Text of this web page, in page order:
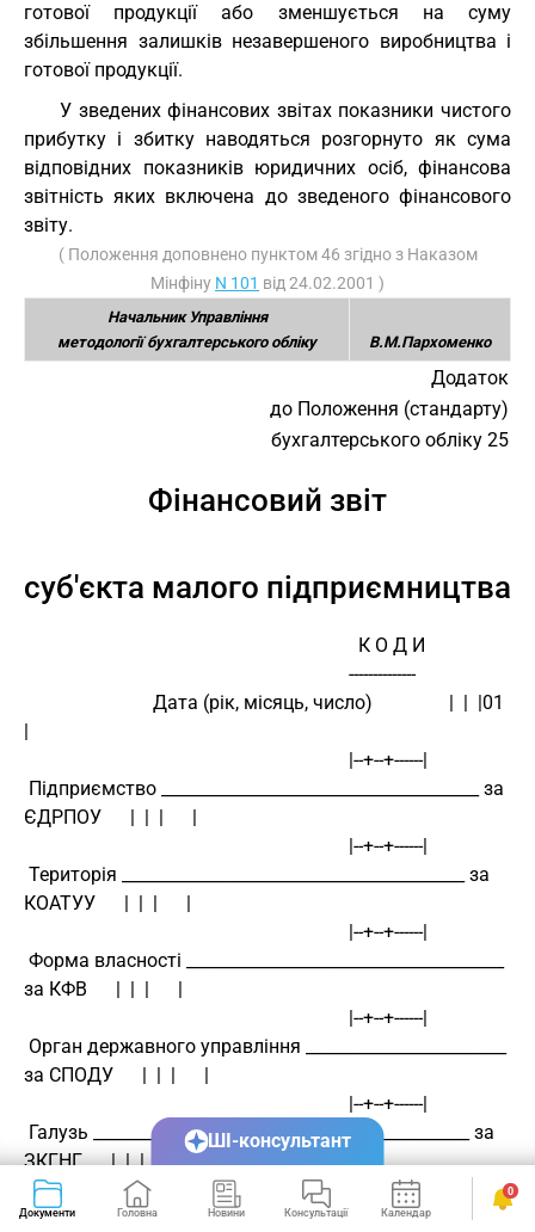
готової продукції або зменшується на суму
збільшення залишків незавершеного виробництва і
готової продукції.
У зведених фінансових звітах показники чистого
прибутку і збитку наводяться розгорнуто як сума
відповідних показників юридичних осіб, фінансова
звітність яких включена до зведеного фінансового
звіту.
( Положення доповнено пунктом 46 згідно з Наказом
Мінфіну N 101 від 24.02.2001 )
Начальник Управління
методології бухгалтерського обліку
В.М.Пархоменко
Додаток
до Положення (стандарту)
бухгалтерського обліку 25
Фінансовий звіт
суб'єкта малого підприємництва
                                                                      К О Д И
                                                                    --------------
|
                                                                    |--+--+------|
ЄДРПОУ      |  |  |      |
                                                                    |--+--+------|
КОАТУУ      |  |  |      |
                                                                    |--+--+------|
за КФВ      |  |  |      |
                                                                    |--+--+------|
за СПОДУ      |  |  |      |
                                                                    |--+--+------|
ЗКГНГ      |  |  |      |
                                                                    |--+--+------|
Вид економічної діяльності __________________________
Документи Головна Новини Консультації Календар Сервіси
0
ШІ-консультант